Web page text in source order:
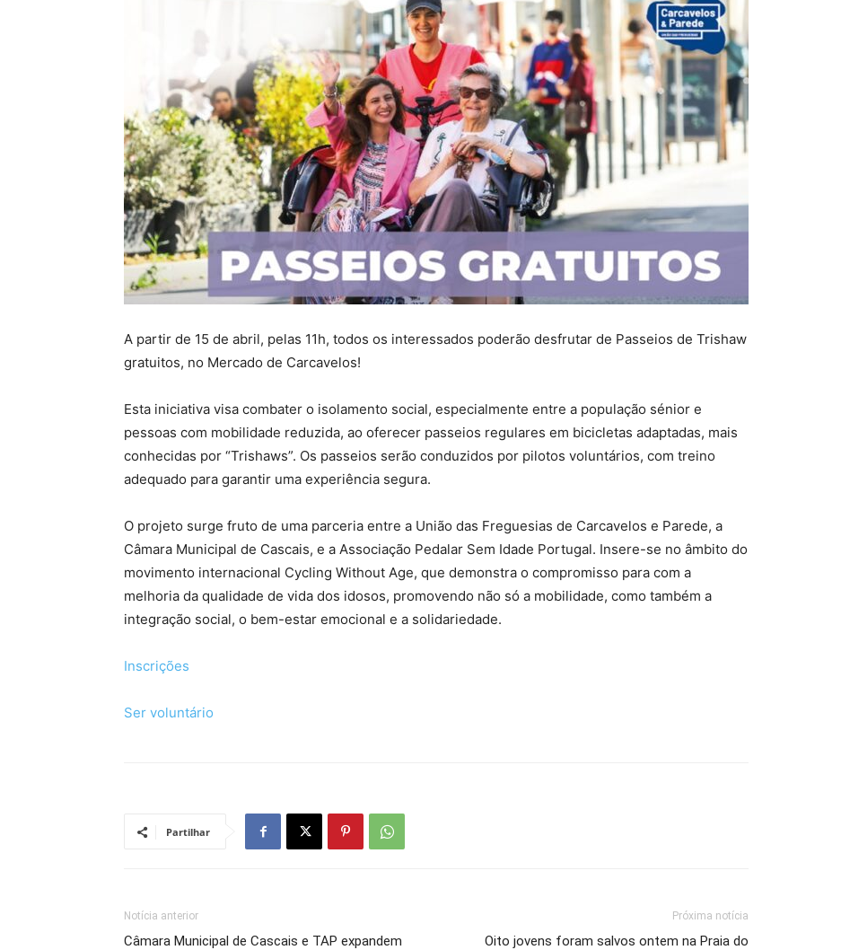
A partir de 15 de abril, pelas 11h, todos os interessados poderão desfrutar de Passeios de Trishaw
gratuitos, no Mercado de Carcavelos!
Esta iniciativa visa combater o isolamento social, especialmente entre a população sénior e
pessoas com mobilidade reduzida, ao oferecer passeios regulares em bicicletas adaptadas, mais
conhecidas por “Trishaws”. Os passeios serão conduzidos por pilotos voluntários, com treino
adequado para garantir uma experiência segura.
O projeto surge fruto de uma parceria entre a União das Freguesias de Carcavelos e Parede, a
Câmara Municipal de Cascais, e a Associação Pedalar Sem Idade Portugal. Insere-se no âmbito do
movimento internacional Cycling Without Age, que demonstra o compromisso para com a
melhoria da qualidade de vida dos idosos, promovendo não só a mobilidade, como também a
integração social, o bem-estar emocional e a solidariedade.
Inscrições
Ser voluntário
Partilhar
Notícia anterior
Câmara Municipal de Cascais e TAP expandem
Próxima notícia
Oito jovens foram salvos ontem na Praia do